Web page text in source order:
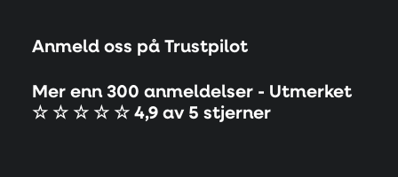
Anmeld oss på Trustpilot
Mer enn 300 anmeldelser - Utmerket
☆ ☆ ☆ ☆ ☆ 4,9 av 5 stjerner